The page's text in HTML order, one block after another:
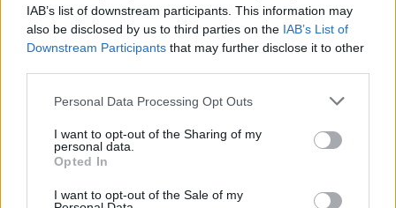
IAB’s list of downstream participants. This information may
also be disclosed by us to third parties on the IAB’s List of
Downstream Participants that may further disclose it to other
Personal Data Processing Opt Outs
I want to opt-out of the Sharing of my
personal data.
Opted In
I want to opt-out of the Sale of my
Lrytas.lt
Salerno mieste (Italija) vykusiose Europos
universitetų žaidynėse aukso medalius
iškovojusios Vytauto Didžiojo universiteto
(VDU) 3x3 krepšininkės Vilniaus oro uoste
buvo pasitiktos su ąžuolo vainikais ir
Lietuvos trispalvėmis.